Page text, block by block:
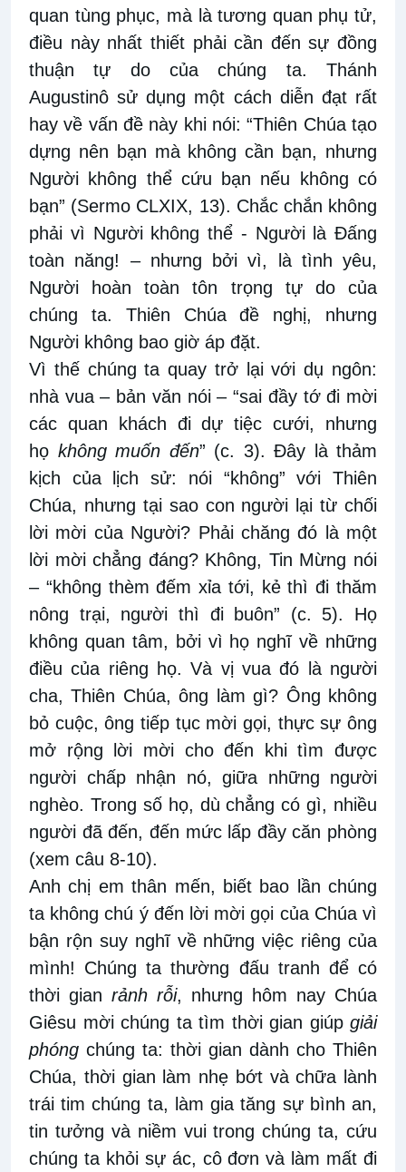
quan tùng phục, mà là tương quan phụ tử,
điều này nhất thiết phải cần đến sự đồng
thuận tự do của chúng ta. Thánh
Augustinô sử dụng một cách diễn đạt rất
hay về vấn đề này khi nói: “Thiên Chúa tạo
dựng nên bạn mà không cần bạn, nhưng
Người không thể cứu bạn nếu không có
bạn” (Sermo CLXIX, 13). Chắc chắn không
phải vì Người không thể - Người là Đấng
toàn năng! – nhưng bởi vì, là tình yêu,
Người hoàn toàn tôn trọng tự do của
chúng ta. Thiên Chúa đề nghị, nhưng
Người không bao giờ áp đặt.
Vì thế chúng ta quay trở lại với dụ ngôn:
nhà vua – bản văn nói – “sai đầy tớ đi mời
các quan khách đi dự tiệc cưới, nhưng
họ không muốn đến” (c. 3). Đây là thảm
kịch của lịch sử: nói “không” với Thiên
Chúa, nhưng tại sao con người lại từ chối
lời mời của Người? Phải chăng đó là một
lời mời chẳng đáng? Không, Tin Mừng nói
– “không thèm đếm xỉa tới, kẻ thì đi thăm
nông trại, người thì đi buôn” (c. 5). Họ
không quan tâm, bởi vì họ nghĩ về những
điều của riêng họ. Và vị vua đó là người
cha, Thiên Chúa, ông làm gì? Ông không
bỏ cuộc, ông tiếp tục mời gọi, thực sự ông
mở rộng lời mời cho đến khi tìm được
người chấp nhận nó, giữa những người
nghèo. Trong số họ, dù chẳng có gì, nhiều
người đã đến, đến mức lấp đầy căn phòng
(xem câu 8-10).
Anh chị em thân mến, biết bao lần chúng
ta không chú ý đến lời mời gọi của Chúa vì
bận rộn suy nghĩ về những việc riêng của
mình! Chúng ta thường đấu tranh để có
thời gian rảnh rỗi, nhưng hôm nay Chúa
Giêsu mời chúng ta tìm thời gian giúp giải
phóng chúng ta: thời gian dành cho Thiên
Chúa, thời gian làm nhẹ bớt và chữa lành
trái tim chúng ta, làm gia tăng sự bình an,
tin tưởng và niềm vui trong chúng ta, cứu
chúng ta khỏi sự ác, cô đơn và làm mất đi